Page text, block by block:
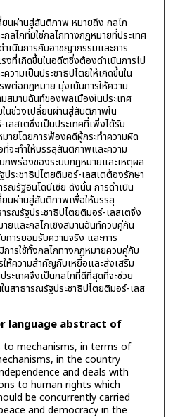
ยนผ่านสู่สันติภาพ หมายถึง กลไก
ลไกที่มิใช่กลไกทางกฎหมายที่ประเทศ
ำเนินการกับอาชญากรรมและการ
ที่เกิดขึ้นในอดีตซึ่งต้องดำเนินการไป
ามเป็นประชาธิปไตยให้เกิดขึ้นใน
พต่อกฎหมาย มุ่งเน้นการให้ความ
สมานฉันท์ของพลเมืองในประเทศ
นช่วงเปลี่ยนผ่านสู่สันติภาพใน
ลสเตซึ่งเป็นประเทศที่เพิ่งได้รับ
ายโดยการฟ้องคดีผู้กระทำความผิด
จะทำให้บรรลุสันติภาพและความ
กพร่องของระบบกฎหมายและเหตุผล
ระชาธิปไตยติมอร์-เลสเตต้องรักษา
ณรัฐอินโดนีเซีย ดังนั้น การดำเนิน
นผ่านสู่สันติภาพเพื่อให้บรรลุ
รณรัฐประชาธิปไตยติมอร์-เลสเตจึง
ยและกลไกเชิงสมานฉันท์ควบคู่กัน
ารยอมรับความจริง และการ
ารใช้ทั้งกลไกทางกฎหมายควบคู่กับ
ห้ความสำคัญกับเหยื่อและส่งเสริม
ะเทศจึงเป็นกลไกที่ดีที่สุดที่จะช่วย
นสาธารณรัฐประชาธิปไตยติมอร์-เลส
language abstract of
to mechanisms, in terms of
in the country
and deals with
to human rights which
be concurrently carried
and democracy in the